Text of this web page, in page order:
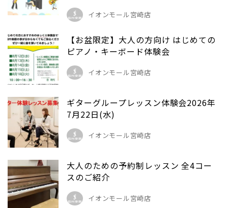
イオンモール宮崎店
【お盆限定】大人の方向け はじめての
ピアノ・キーボード体験会
イオンモール宮崎店
ギターグループレッスン体験会2026年
7月22日(水)
イオンモール宮崎店
大人のための予約制レッスン 全4コー
スのご紹介
イオンモール宮崎店